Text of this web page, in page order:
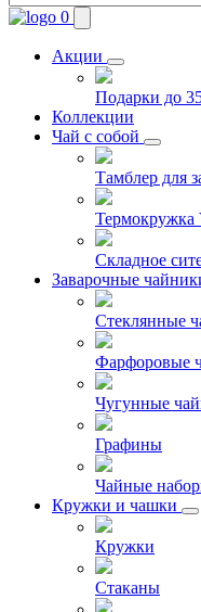
0
Акции
Подарки до
Коллекции
Чай с собой
Тамблер для
Складное
Заварочные
Стеклянные
Фарфоровые
Чугунные
Графины
Чайные
Кружки и чашки
Кружки
Стаканы